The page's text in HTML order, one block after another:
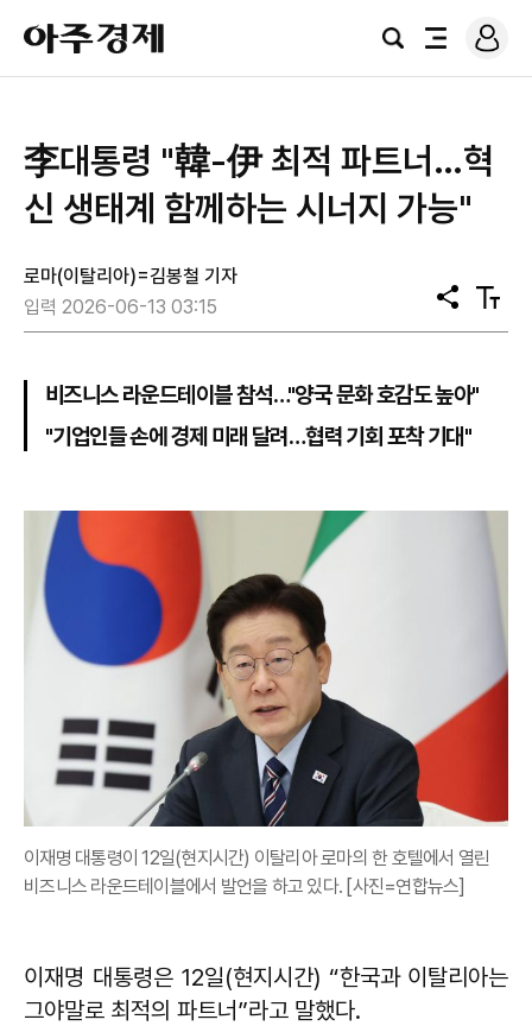
아
주
경
검
전
로
그
李대통령 "韓-伊 최적 파트너…혁
신 생태계 함께하는 시너지 가능"
로마(이탈리아)=김봉철 기자
입력 2026-06-13 03:15
공
유
텍
스
비즈니스 라운드테이블 참석…"양국 문화 호감도 높아"
"기업인들 손에 경제 미래 달려…협력 기회 포착 기대"
이재명 대통령이 12일(현지시간) 이탈리아 로마의 한 호텔에서 열린
비즈니스 라운드테이블에서 발언을 하고 있다. [사진=연합뉴스]
이재명 대통령은 12일(현지시간) “한국과 이탈리아는
그야말로 최적의 파트너”라고 말했다.